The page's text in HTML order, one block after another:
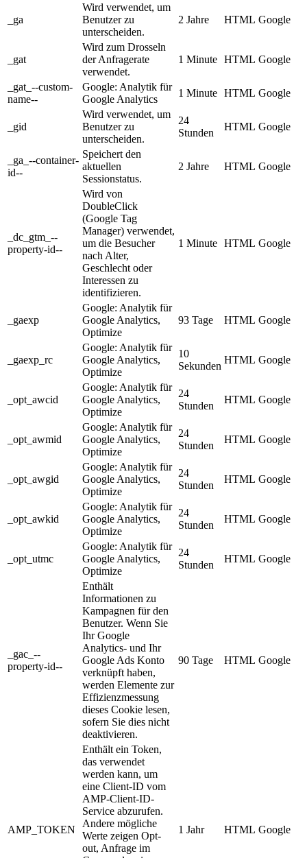
_ga
Wird verwendet, um
Benutzer zu
unterscheiden.
2 Jahre HTML Google
_gat
Wird zum Drosseln
der Anfragerate
verwendet.
1 Minute HTML Google
_gat_--custom-
name--
Google: Analytik für
Google Analytics
1 Minute HTML Google
_gid
Wird verwendet, um
Benutzer zu
unterscheiden.
24
Stunden
HTML Google
_ga_--container-
id--
Speichert den
aktuellen
Sessionstatus.
2 Jahre HTML Google
_dc_gtm_--
property-id--
Wird von
DoubleClick
(Google Tag
Manager) verwendet,
um die Besucher
nach Alter,
Geschlecht oder
Interessen zu
identifizieren.
1 Minute HTML Google
_gaexp
Google: Analytik für
Google Analytics,
Optimize
93 Tage HTML Google
_gaexp_rc
Google: Analytik für
Google Analytics,
Optimize
10
Sekunden
HTML Google
_opt_awcid
Google: Analytik für
Google Analytics,
Optimize
24
Stunden
HTML Google
_opt_awmid
Google: Analytik für
Google Analytics,
Optimize
24
Stunden
HTML Google
_opt_awgid
Google: Analytik für
Google Analytics,
Optimize
24
Stunden
HTML Google
_opt_awkid
Google: Analytik für
Google Analytics,
Optimize
24
Stunden
HTML Google
_opt_utmc
Google: Analytik für
Google Analytics,
Optimize
24
Stunden
HTML Google
_gac_--
property-id--
Enthält
Informationen zu
Kampagnen für den
Benutzer. Wenn Sie
Ihr Google
Analytics- und Ihr
Google Ads Konto
verknüpft haben,
werden Elemente zur
Effizienzmessung
dieses Cookie lesen,
sofern Sie dies nicht
deaktivieren.
90 Tage HTML Google
AMP_TOKEN
Enthält ein Token,
das verwendet
werden kann, um
eine Client-ID vom
AMP-Client-ID-
Service abzurufen.
Andere mögliche
Werte zeigen Opt-
out, Anfrage im
1 Jahr HTML Google